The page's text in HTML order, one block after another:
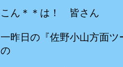
こん＊＊は！ 皆さん
一昨日の『佐野小山方面
の